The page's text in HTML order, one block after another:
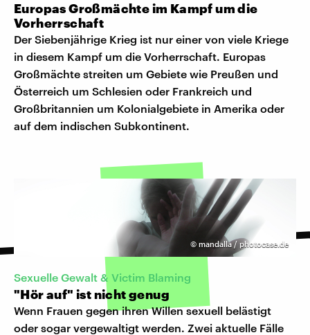
Europas Großmächte im Kampf um die
Vorherrschaft
Der Siebenjährige Krieg ist nur einer von viele Kriege
in diesem Kampf um die Vorherrschaft. Europas
Großmächte streiten um Gebiete wie Preußen und
Österreich um Schlesien oder Frankreich und
Großbritannien um Kolonialgebiete in Amerika oder
auf dem indischen Subkontinent.
© mandalla / photocase.de
Sexuelle Gewalt & Victim Blaming
"Hör auf" ist nicht genug
Wenn Frauen gegen ihren Willen sexuell belästigt
oder sogar vergewaltigt werden. Zwei aktuelle Fälle